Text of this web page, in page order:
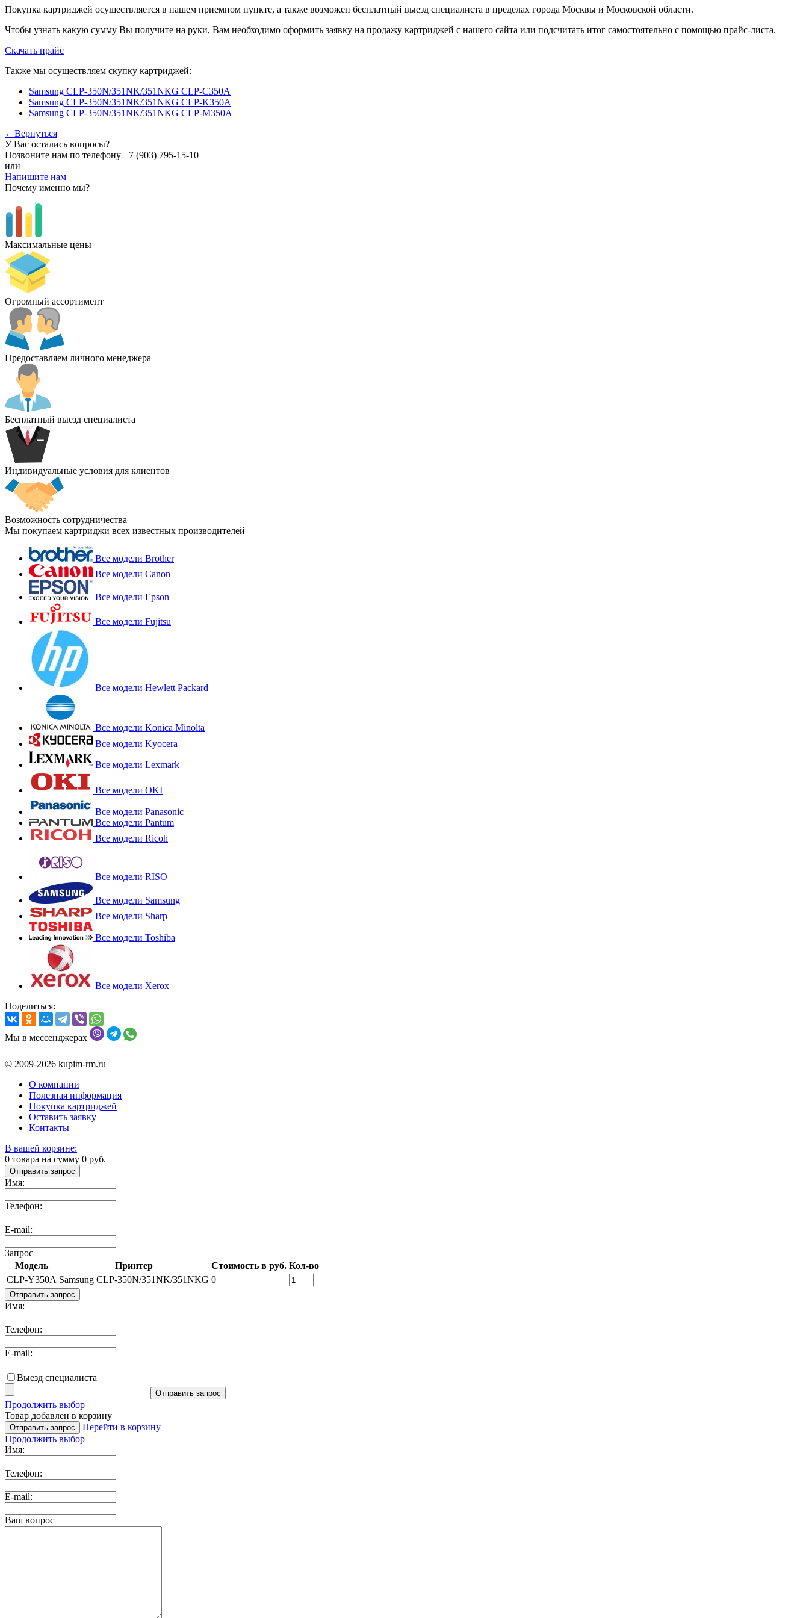
Покупка картриджей осуществляется в нашем приемном пункте, а также возможен бесплатный выезд специалиста в пределах города Москвы и Московской области.
Чтобы узнать какую сумму Вы получите на руки, Вам необходимо оформить заявку на продажу картриджей с нашего сайта или подсчитать итог самостоятельно с помощью прайс-листа.
Скачать прайс
Также мы осуществляем скупку картриджей:
Samsung CLP-350N/351NK/351NKG CLP-C350A
Samsung CLP-350N/351NK/351NKG CLP-K350A
Samsung CLP-350N/351NK/351NKG CLP-M350A
←Вернуться
У Вас остались вопросы?
Позвоните нам по телефону +7 (903) 795-15-10
или
Напишите нам
Почему именно мы?
Максимальные цены
Огромный ассортимент
Предоставляем личного менеджера
Бесплатный выезд специалиста
Индивидуальные условия для клиентов
Возможность сотрудничества
Мы покупаем картриджи всех известных производителей
Все модели Brother
Все модели Canon
Все модели Epson
Все модели Fujitsu
Все модели Hewlett Packard
Все модели Konica Minolta
Все модели Kyocera
Все модели Lexmark
Все модели OKI
Все модели Panasonic
Все модели Pantum
Все модели Ricoh
Все модели RISO
Все модели Samsung
Все модели Sharp
Все модели Toshiba
Все модели Xerox
Поделиться:
Мы в мессенджерах
© 2009-2026 kupim-rm.ru
О компании
Полезная информация
Покупка картриджей
Оставить заявку
Контакты
В вашей корзине:
0 товара на сумму 0 руб.
Отправить запрос
Имя:
Телефон:
E-mail:
Запрос
Модель
Принтер Стоимость в руб. Кол-во
CLP-Y350A Samsung CLP-350N/351NK/351NKG 0
Отправить запрос
Имя:
Телефон:
E-mail:
Выезд специалиста
Отправить запрос
Продолжить выбор
Товар добавлен в корзину
Отправить запрос
Перейти в корзину
Продолжить выбор
Имя:
Телефон:
E-mail:
Ваш вопрос